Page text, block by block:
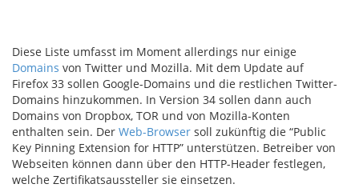
Diese Liste umfasst im Moment allerdings nur einige
Domains von Twitter und Mozilla. Mit dem Update auf
Firefox 33 sollen Google-Domains und die restlichen Twitter-
Domains hinzukommen. In Version 34 sollen dann auch
Domains von Dropbox, TOR und von Mozilla-Konten
enthalten sein. Der Web-Browser soll zukünftig die “Public
Key Pinning Extension for HTTP” unterstützen. Betreiber von
Webseiten können dann über den HTTP-Header festlegen,
welche Zertifikatsaussteller sie einsetzen.